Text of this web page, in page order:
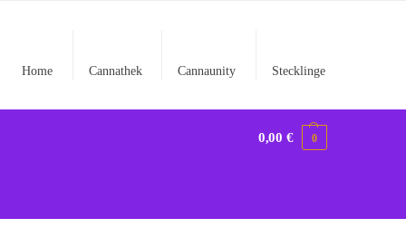
Home Cannathek Cannaunity Stecklinge
0,00€ 0